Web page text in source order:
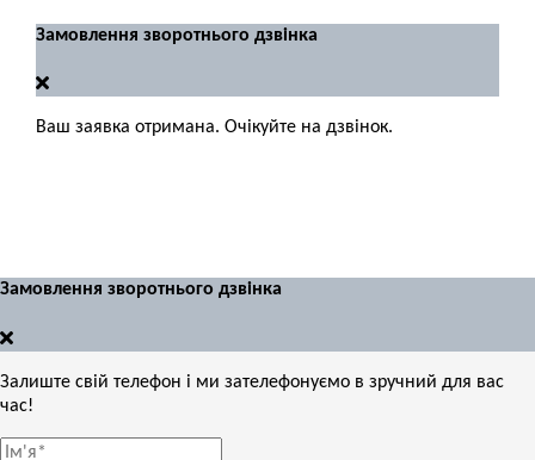
Замовлення зворотнього дзвінка
Ваш заявка отримана. Очікуйте на дзвінок.
Замовлення зворотнього дзвінка
Залиште свій телефон і ми зателефонуємо в зручний для вас
час!